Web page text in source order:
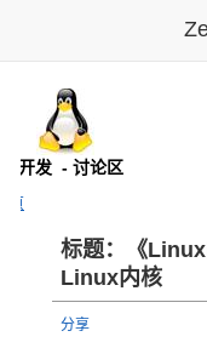
开发 - 讨论区
页
标题：《
Linux内核
分享